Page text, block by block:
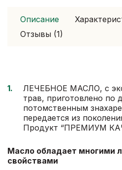
Описание
Отзывы (1)
ЛЕЧЕБНОЕ МАСЛО, с
трав, приготовлено по
потомственным
передается из
Продукт “ПРЕМИУМ
Масло обладает многими
свойствами